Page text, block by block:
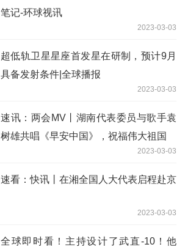
笔记-环球视讯
2023-03-03
超低轨卫星星座首发星在研制，预计9月
具备发射条件|全球播报
2023-03-03
速讯：两会MV丨湖南代表委员与歌手袁
树雄共唱《早安中国》，祝福伟大祖国
2023-03-03
速看：快讯丨在湘全国人大代表启程赴京
2023-03-03
全球即时看！主持设计了武直-10！他